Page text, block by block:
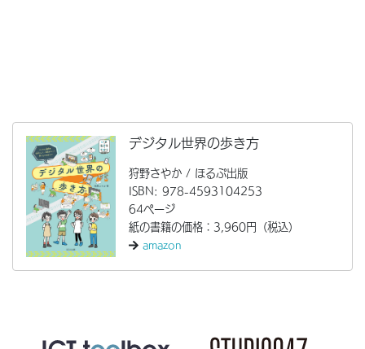
デジタル世界の歩き方
狩野さやか / ほるぷ出版
ISBN: 978-4593104253
64ページ
紙の書籍の価格：3,960円（税込）
amazon